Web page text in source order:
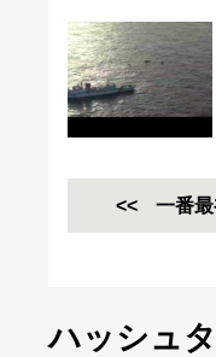
一番
ハッシュ